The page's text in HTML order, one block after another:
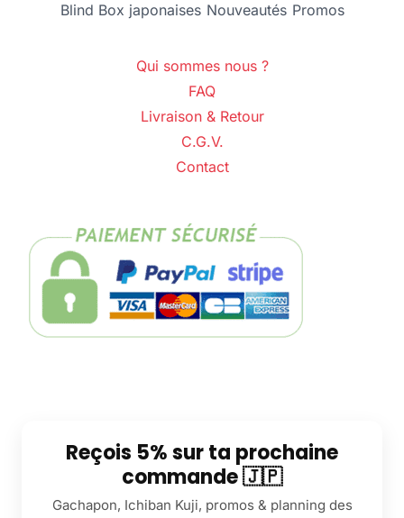
Blind Box japonaises Nouveautés Promos
Qui sommes nous ?
FAQ
Livraison & Retour
C.G.V.
Contact
Reçois 5% sur ta prochaine
commande 🇯🇵
Gachapon, Ichiban Kuji, promos & planning des